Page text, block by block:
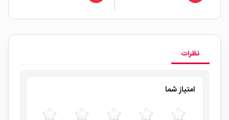
نظرات
امتیاز شما